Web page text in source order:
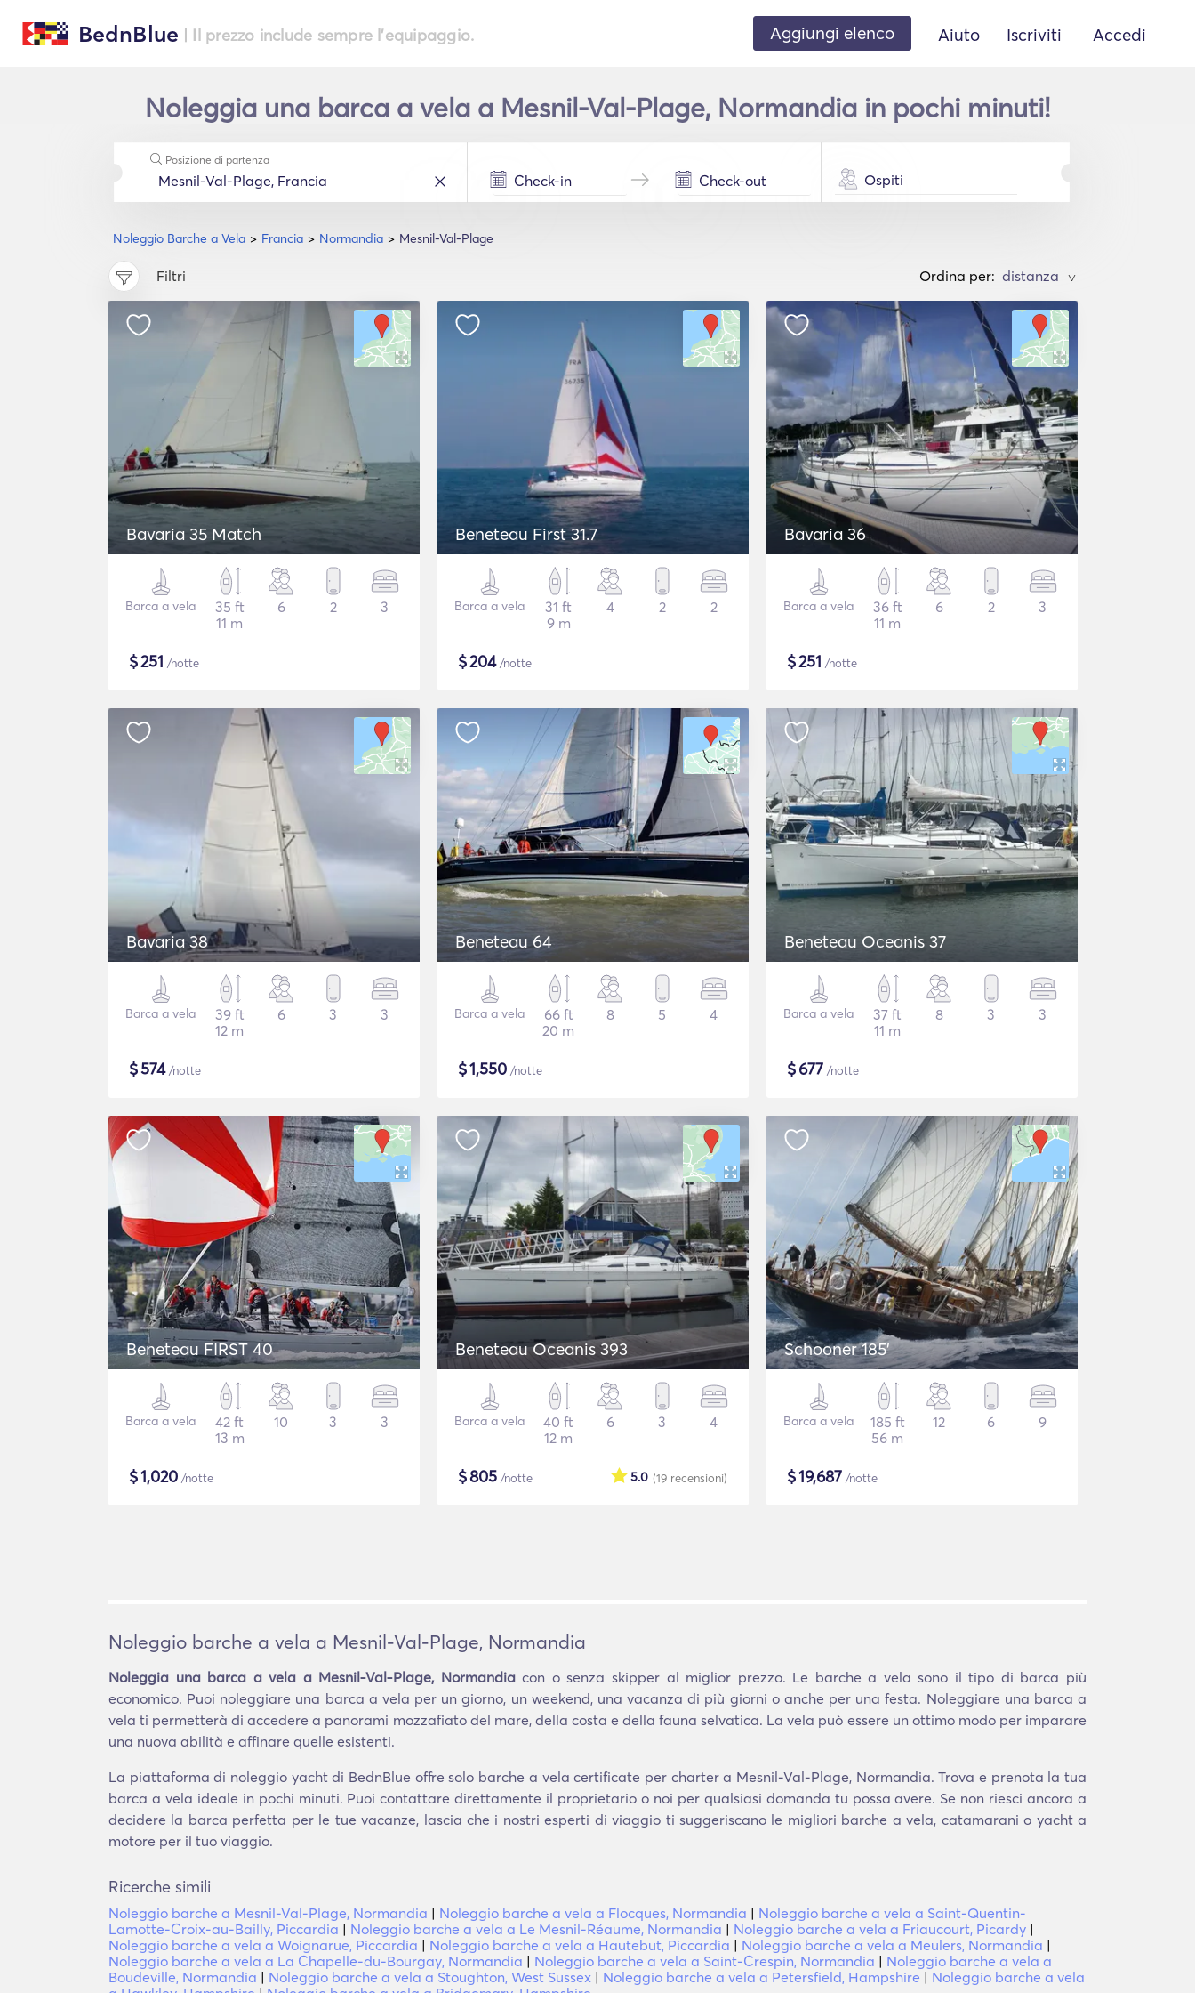
BednBlue | Il prezzo include sempre l'equipaggio. Aggiungi elenco Aiuto Iscriviti Accedi
Noleggia una barca a vela a Mesnil-Val-Plage, Normandia in pochi minuti!
Noleggio Barche a Vela Francia Normandia Mesnil-Val-Plage
Posizione di partenza
Ospiti
Filtri Ordina per: >
Bavaria 35 Match
Barca a vela
35 ft
11 m
6 2 3
$251 /notte
Beneteau First 31.7
Barca a vela
31 ft
9 m
4 2 2
$204/notte
Bavaria 36
Barca a vela
36 ft
11 m
6 2 3
$251 /notte
Bavaria 38
Barca a vela
39 ft
12 m
6 3 3
$574/notte
Beneteau 64
Barca a vela
66 ft
20 m
8 5 4
$1,550 /notte
Beneteau Oceanis 37
Barca a vela
37 ft
11 m
8 3 3
$677 /notte
Beneteau FIRST 40
Barca a vela
42 ft
13 m
10 3 3
$1,020 /notte
Beneteau Oceanis 393
Barca a vela
40 ft
12 m
6 3 4
$805 /notte (19 recensioni)
5.0
Schooner 185'
Barca a vela
185 ft
56 m
12 6 9
$19,687 /notte
Noleggio barche a vela a Mesnil-Val-Plage, Normandia
Noleggia una barca a vela a Mesnil-Val-Plage, Normandiacon o senza skipper al miglior prezzo. Le barche a vela sono il tipo di barca più
economico. Puoi noleggiare una barca a vela per un giorno, un weekend, una vacanza di più giorni o anche per una festa. Noleggiare una barca a
vela ti permetterà di accedere a panorami mozzafiato del mare, della costa e della fauna selvatica. La vela può essere un ottimo modo per imparare
una nuova abilità e affinare quelle esistenti.
La piattaforma di noleggio yacht di BednBlue offre solo barche a vela certificate per charter a Mesnil-Val-Plage, Normandia. Trova e prenota la tua
barca a vela ideale in pochi minuti. Puoi contattare direttamente il proprietario o noi per qualsiasi domanda tu possa avere. Se non riesci ancora a
decidere la barca perfetta per le tue vacanze, lascia che i nostri esperti di viaggio ti suggeriscano le migliori barche a vela, catamarani o yacht a
motore per il tuo viaggio.
Ricerche simili
Noleggio barche a Mesnil-Val-Plage, Normandia | Noleggio barche a vela a Flocques, Normandia | Noleggio barche a vela a Saint-Quentin-
Lamotte-Croix-au-Bailly, Piccardia | Noleggio barche a vela a Le Mesnil-Réaume, Normandia | Noleggio barche a vela a Friaucourt, Picardy |
Noleggio barche a vela a Woignarue, Piccardia | Noleggio barche a vela a Hautebut, Piccardia | Noleggio barche a vela a Meulers, Normandia |
Noleggio barche a vela a La Chapelle-du-Bourgay, Normandia | Noleggio barche a vela a Saint-Crespin, Normandia | Noleggio barche a vela a
Boudeville, Normandia | Noleggio barche a vela a Stoughton, West Sussex | Noleggio barche a vela a Petersfield, Hampshire | Noleggio barche a vela